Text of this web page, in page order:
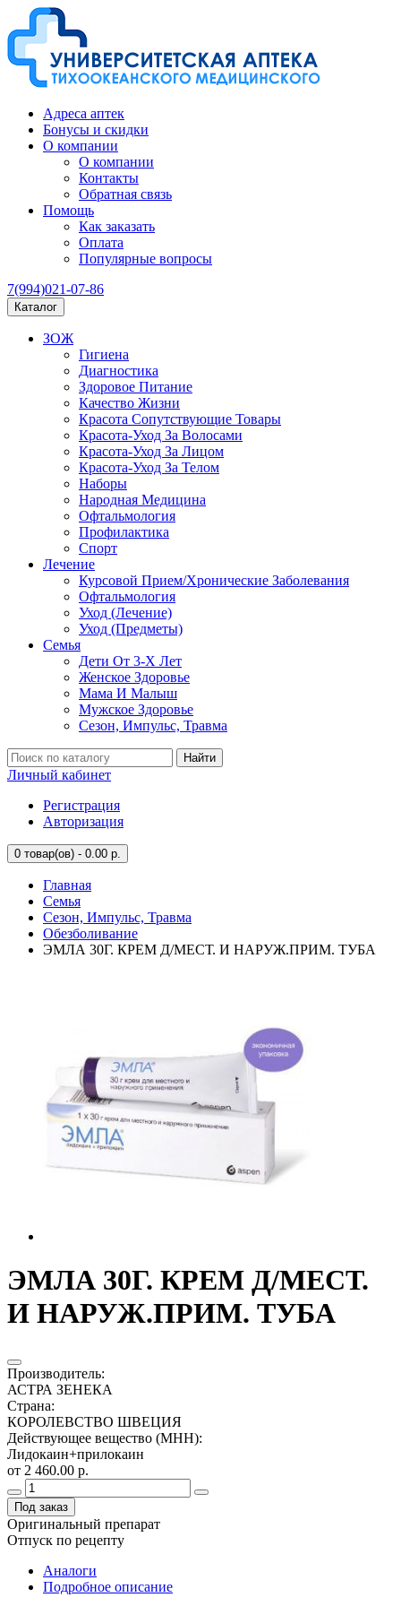
Адреса аптек
Бонусы и скидки
О компании
О компании
Контакты
Обратная связь
Помощь
Как заказать
Оплата
Популярные вопросы
7(994)021-07-86
Каталог
ЗОЖ
Гигиена
Диагностика
Здоровое Питание
Качество Жизни
Красота Сопутствующие Товары
Красота-Уход За Волосами
Красота-Уход За Лицом
Красота-Уход За Телом
Наборы
Народная Медицина
Офтальмология
Профилактика
Спорт
Лечение
Курсовой Прием/Хронические Заболевания
Офтальмология
Уход (Лечение)
Уход (Предметы)
Семья
Дети От 3-Х Лет
Женское Здоровье
Мама И Малыш
Мужское Здоровье
Сезон, Импульс, Травма
Найти
Личный кабинет
Регистрация
Авторизация
0 товар(ов) - 0.00 р.
Главная
Семья
Сезон, Импульс, Травма
Обезболивание
ЭМЛА 30Г. КРЕМ Д/МЕСТ. И НАРУЖ.ПРИМ. ТУБА
ЭМЛА 30Г. КРЕМ Д/МЕСТ.
И НАРУЖ.ПРИМ. ТУБА
Производитель:
АСТРА ЗЕНЕКА
Страна:
КОРОЛЕВСТВО ШВЕЦИЯ
Действующее вещество (МНН):
Лидокаин+прилокаин
от 2 460.00 р.
Под заказ
Оригинальный препарат
Отпуск по рецепту
Аналоги
Подробное описание